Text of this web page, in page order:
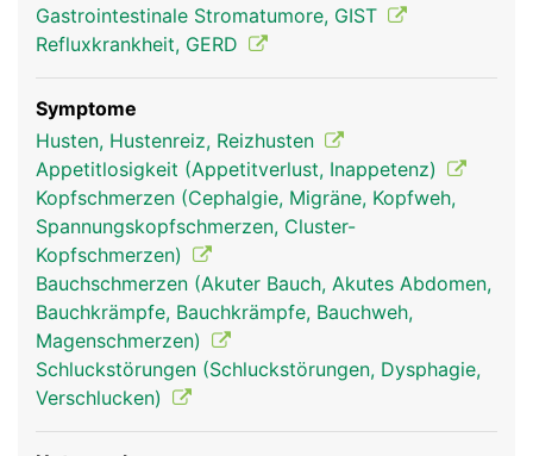
Gastrointestinale Stromatumore, GIST
Refluxkrankheit, GERD
Symptome
Husten, Hustenreiz, Reizhusten
Appetitlosigkeit (Appetitverlust, Inappetenz)
Kopfschmerzen (Cephalgie, Migräne, Kopfweh,
Spannungskopfschmerzen, Cluster-
Kopfschmerzen)
Bauchschmerzen (Akuter Bauch, Akutes Abdomen,
Bauchkrämpfe, Bauchkrämpfe, Bauchweh,
Magenschmerzen)
Schluckstörungen (Schluckstörungen, Dysphagie,
Verschlucken)